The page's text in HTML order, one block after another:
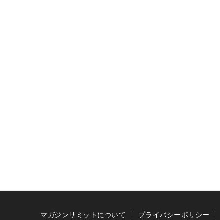
マガジンサミットについて プライバシーポリシー